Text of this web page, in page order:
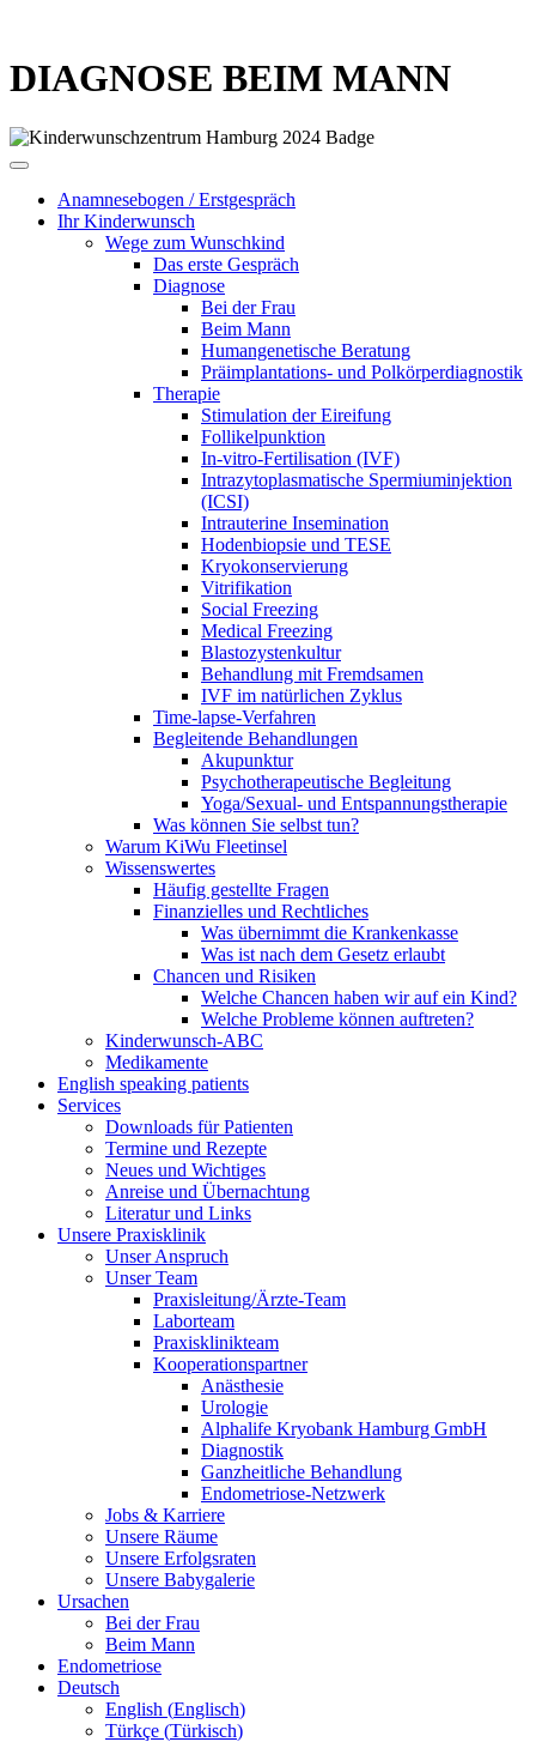
DIAGNOSE BEIM MANN
Anamnesebogen / Erstgespräch
Ihr Kinderwunsch
Wege zum Wunschkind
Das erste Gespräch
Diagnose
Bei der Frau
Beim Mann
Humangenetische Beratung
Präimplantations- und Polkörperdiagnostik
Therapie
Stimulation der Eireifung
Follikelpunktion
In-vitro-Fertilisation (IVF)
Intrazytoplasmatische Spermiuminjektion
(ICSI)
Intrauterine Insemination
Hodenbiopsie und TESE
Kryokonservierung
Vitrifikation
Social Freezing
Medical Freezing
Blastozystenkultur
Behandlung mit Fremdsamen
IVF im natürlichen Zyklus
Time-lapse-Verfahren
Begleitende Behandlungen
Akupunktur
Psychotherapeutische Begleitung
Yoga/Sexual- und Entspannungstherapie
Was können Sie selbst tun?
Warum KiWu Fleetinsel
Wissenswertes
Häufig gestellte Fragen
Finanzielles und Rechtliches
Was übernimmt die Krankenkasse
Was ist nach dem Gesetz erlaubt
Chancen und Risiken
Welche Chancen haben wir auf ein Kind?
Welche Probleme können auftreten?
Kinderwunsch-ABC
Medikamente
English speaking patients
Services
Downloads für Patienten
Termine und Rezepte
Neues und Wichtiges
Anreise und Übernachtung
Literatur und Links
Unsere Praxisklinik
Unser Anspruch
Unser Team
Praxisleitung/Ärzte-Team
Laborteam
Praxisklinikteam
Kooperationspartner
Anästhesie
Urologie
Alphalife Kryobank Hamburg GmbH
Diagnostik
Ganzheitliche Behandlung
Endometriose-Netzwerk
Jobs & Karriere
Unsere Räume
Unsere Erfolgsraten
Unsere Babygalerie
Ursachen
Bei der Frau
Beim Mann
Endometriose
Deutsch
English (Englisch)
Türkçe (Türkisch)